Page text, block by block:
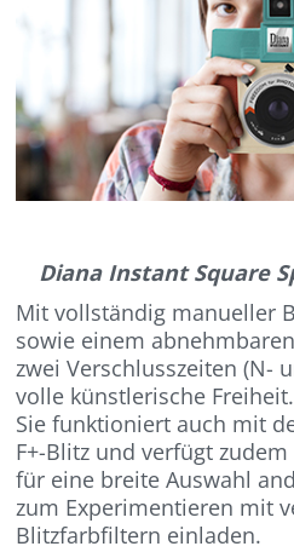
Diana Instant Square
Mit vollständig manueller
sowie einem
zwei Verschlusszeiten (N-
volle künstlerische Freiheit.
Sie funktioniert auch mit
F+-Blitz und verfügt
für eine breite Auswahl
zum Experimentieren mit
Blitzfarbfiltern einladen.